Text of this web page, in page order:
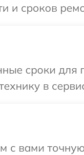
и сроков
сроки для
в
с вами